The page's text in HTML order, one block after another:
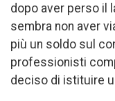
dopo aver perso il
sembra non aver
più un soldo sul
professionisti
deciso di istituire